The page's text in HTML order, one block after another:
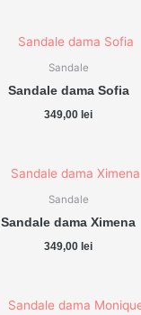
Sandale
Sandale dama Sofia
349,00 lei
Sandale
Sandale dama Ximena
349,00 lei